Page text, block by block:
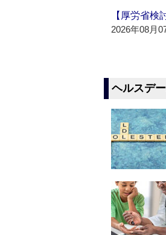
【厚労省検
2026年08月
ヘルスデ